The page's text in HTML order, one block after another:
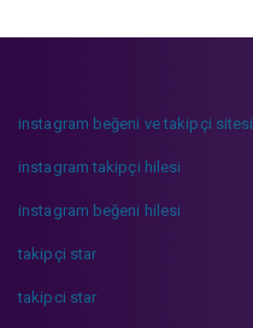
instagram beğeni ve takipçi sitesi
instagram takipçi hilesi
instagram beğeni hilesi
takipçi star
takipci star